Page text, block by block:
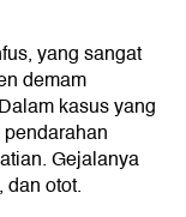
yang sangat
demam
kasus yang
Gejalanya
otot.